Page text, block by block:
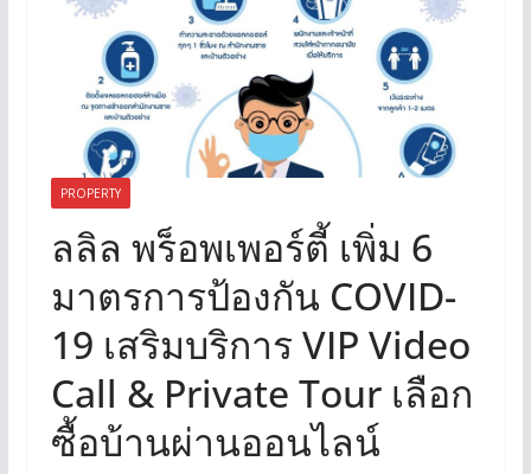
PROPERTY
ลลิล พร็อพเพอร์ตี้ เพิ่ม 6
มาตรการป้องกัน COVID-
19 เสริมบริการ VIP Video
Call & Private Tour เลือก
ซื้อบ้านผ่านออนไลน์